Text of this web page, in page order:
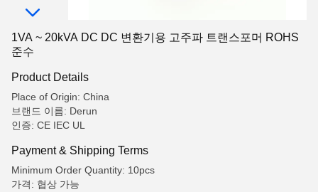
1VA ~ 20kVA DC DC 변환기용 고주파 트랜스포머 ROHS
준수
Product Details
Place of Origin: China
브랜드 이름: Derun
인증: CE IEC UL
Payment & Shipping Terms
Minimum Order Quantity: 10pcs
가격: 협상 가능